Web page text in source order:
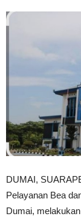
DUMAI,
Pelayanan Bea
Dumai,